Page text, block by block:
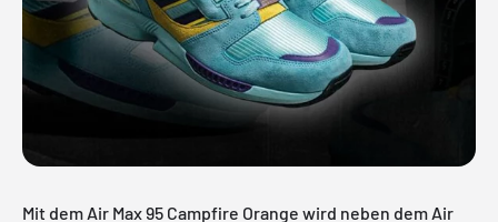
Mit dem Air Max 95 Campfire Orange wird neben dem Air